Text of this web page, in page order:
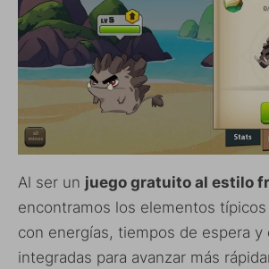
Al ser un juego gratuito al estilo
encontramos los elementos
con energías, tiempos de espera y
integradas para avanzar más